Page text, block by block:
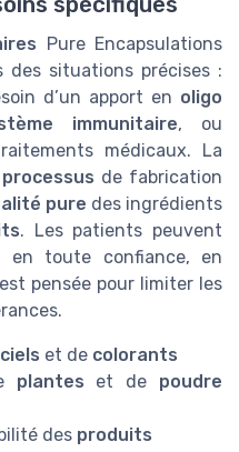
Pure Encapsulations
des situations précises :
d’un apport en oligo
immunitaire, ou
médicaux. La
processus de fabrication
pure des ingrédients
. Les patients peuvent
en toute confiance, en
est pensée pour limiter les
et de colorants
plantes et de poudre
des produits